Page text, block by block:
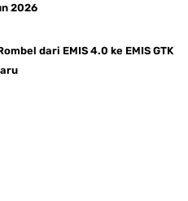
2026
dari EMIS 4.0 ke EMIS GTK